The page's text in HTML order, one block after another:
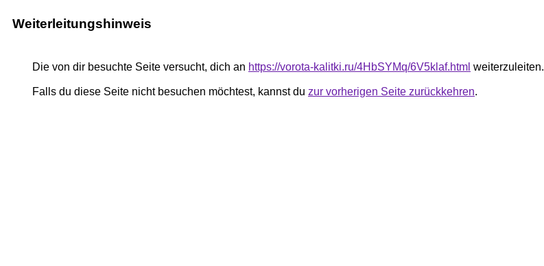
Weiterleitungshinweis
Die von dir besuchte Seite versucht, dich an https://vorota-kalitki.ru/4HbSYMq/6V5klaf.html weiterzuleiten.
Falls du diese Seite nicht besuchen möchtest, kannst du zur vorherigen Seite zurückkehren.